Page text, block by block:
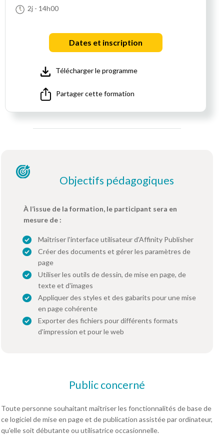
2j - 14h00
Dates et inscription
Télécharger le programme
Partager cette formation
Objectifs pédagogiques
À l’issue de la formation, le participant sera en
mesure de :
Maîtriser l'interface utilisateur d'Affinity Publisher
Créer des documents et gérer les paramètres de
page
Utiliser les outils de dessin, de mise en page, de
texte et d'images
Appliquer des styles et des gabarits pour une mise
en page cohérente
Exporter des fichiers pour différents formats
d'impression et pour le web
Public concerné
Toute personne souhaitant maîtriser les fonctionnalités de base de
ce logiciel de mise en page et de publication assistée par ordinateur,
qu'elle soit débutante ou utilisatrice occasionnelle.